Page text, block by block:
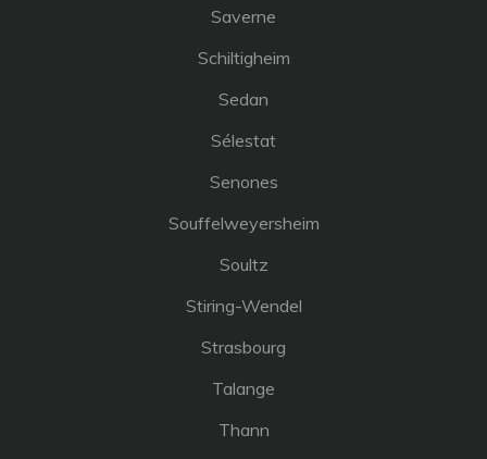
Saverne
Schiltigheim
Sedan
Sélestat
Senones
Souffelweyersheim
Soultz
Stiring-Wendel
Strasbourg
Talange
Thann